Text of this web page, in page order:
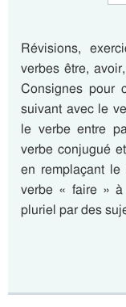
Révisions,
verbes être,
Consignes pour
suivant avec le
le verbe entre
verbe conjugué
en remplaçant
verbe « faire » à
pluriel par des